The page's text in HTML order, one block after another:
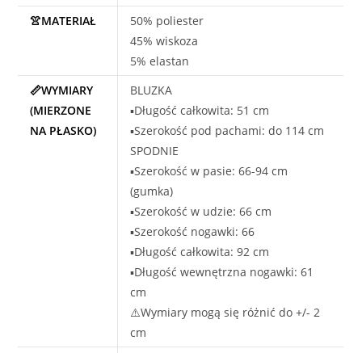
👚MATERIAŁ
50% poliester
45% wiskoza
5% elastan
📏WYMIARY
(MIERZONE
NA PŁASKO)
BLUZKA
▪️Długość całkowita: 51 cm
▪️Szerokość pod pachami: do 114 cm
SPODNIE
▪️Szerokość w pasie: 66-94 cm
(gumka)
▪️Szerokość w udzie: 66 cm
▪️Szerokość nogawki: 66
▪️Długość całkowita: 92 cm
▪️Długość wewnętrzna nogawki: 61
cm
⚠️Wymiary mogą się różnić do +/- 2
cm